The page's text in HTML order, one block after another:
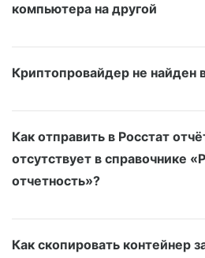
компьютера на другой
Криптопровайдер не найден
Как отправить в Росстат
отсутствует в справочнике
отчетность»?
Как скопировать контейнер